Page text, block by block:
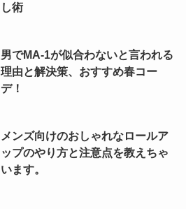
し術
男でMA-1が似合わないと言われる
理由と解決策、おすすめ春コー
デ！
メンズ向けのおしゃれなロールア
ップのやり方と注意点を教えちゃ
います。